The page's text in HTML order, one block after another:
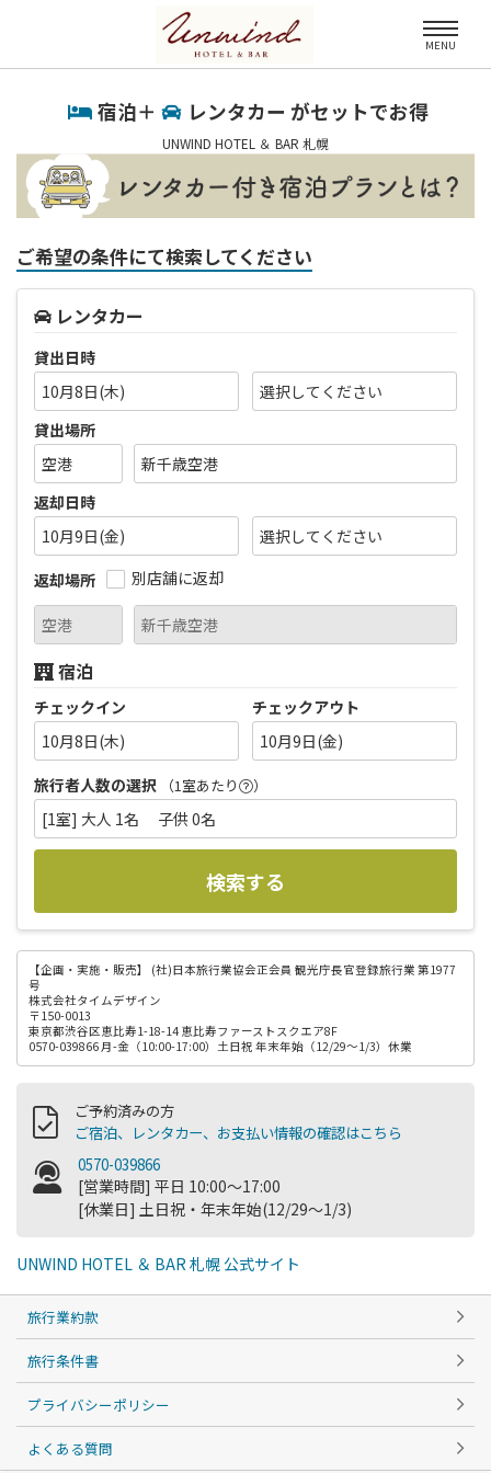
MENU
宿泊＋ レンタカー がセットでお得
UNWIND HOTEL ＆ BAR 札幌
ご希望の条件にて検索してください
レンタカー
貸出日時
10月8日(木)
貸出場所
返却日時
10月9日(金)
返却場所
別店舗に返却
宿泊
チェックイン
10月8日(木)
チェックアウト
10月9日(金)
旅行者人数の選択
（1室あたり ）
[1室] 大人 1名 子供 0名
検索する
【企画・実施・販売】
(社)日本旅行業協会正会員 観光庁長官登録旅行業 第1977
号
株式会社タイムデザイン
〒150-0013
東京都渋谷区恵比寿1-18-14 恵比寿ファーストスクエア8F
0570-039866 月-金（10:00-17:00）土日祝 年末年始（12/29～1/3）休業
ご予約済みの方
ご宿泊、レンタカー、お支払い情報の確認はこちら
0570-039866
[営業時間] 平日 10:00～17:00
[休業日] 土日祝・年末年始(12/29～1/3)
UNWIND HOTEL ＆ BAR 札幌 公式サイト
旅行業約款
旅行条件書
プライバシーポリシー
よくある質問